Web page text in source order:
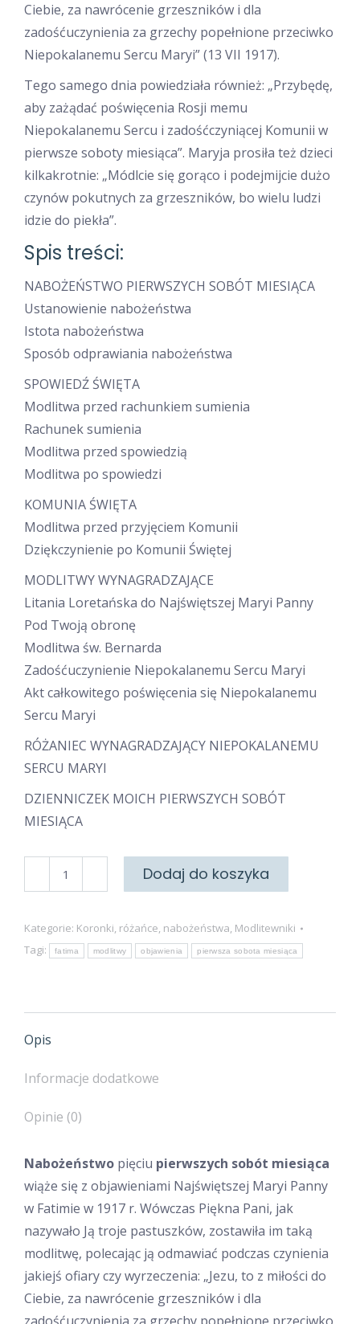
Ciebie, za nawrócenie grzeszników i dla
zadośćuczynienia za grzechy popełnione przeciwko
Niepokalanemu Sercu Maryi” (13 VII 1917).
Tego samego dnia powiedziała również: „Przybędę,
aby zażądać poświęcenia Rosji memu
Niepokalanemu Sercu i zadośćczyniącej Komunii w
pierwsze soboty miesiąca”. Maryja prosiła też dzieci
kilkakrotnie: „Módlcie się gorąco i podejmijcie dużo
czynów pokutnych za grzeszników, bo wielu ludzi
idzie do piekła”.
Spis treści:
NABOŻEŃSTWO PIERWSZYCH SOBÓT MIESIĄCA
Ustanowienie nabożeństwa
Istota nabożeństwa
Sposób odprawiania nabożeństwa
SPOWIEDŹ ŚWIĘTA
Modlitwa przed rachunkiem sumienia
Rachunek sumienia
Modlitwa przed spowiedzią
Modlitwa po spowiedzi
KOMUNIA ŚWIĘTA
Modlitwa przed przyjęciem Komunii
Dziękczynienie po Komunii Świętej
MODLITWY WYNAGRADZAJĄCE
Litania Loretańska do Najświętszej Maryi Panny
Pod Twoją obronę
Modlitwa św. Bernarda
Zadośćuczynienie Niepokalanemu Sercu Maryi
Akt całkowitego poświęcenia się Niepokalanemu
Sercu Maryi
RÓŻANIEC WYNAGRADZAJĄCY NIEPOKALANEMU
SERCU MARYI
DZIENNICZEK MOICH PIERWSZYCH SOBÓT
MIESIĄCA
Nabożeństwo
sobót
miesiąca
Dodaj do koszyka
Kategorie: Koronki, różańce, nabożeństwa, Modlitewniki
Tagi:
fatima modlitwy objawienia pierwsza sobota miesiąca
Opis
Informacje dodatkowe
Opinie (0)
Nabożeństwo pięciu pierwszych sobót miesiąca
wiąże się z objawieniami Najświętszej Maryi Panny
w Fatimie w 1917 r. Wówczas Piękna Pani, jak
nazywało Ją troje pastuszków, zostawiła im taką
modlitwę, polecając ją odmawiać podczas czynienia
jakiejś ofiary czy wyrzeczenia: „Jezu, to z miłości do
Ciebie, za nawrócenie grzeszników i dla